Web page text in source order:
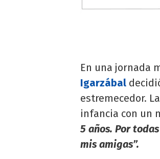
En una jornada
Igarzábal
estremecedor.
infancia con un
5 años. Por
mis amigas”.